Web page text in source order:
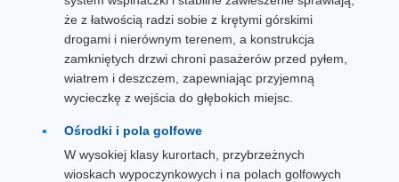
że z łatwością radzi sobie z krętymi górskimi
drogami i nierównym terenem, a konstrukcja
zamkniętych drzwi chroni pasażerów przed pyłem,
wiatrem i deszczem, zapewniając przyjemną
wycieczkę z wejścia do głębokich miejsc.
Ośrodki i pola golfowe
W wysokiej klasy kurortach, przybrzeżnych
wioskach wypoczynkowych i na polach golfowych